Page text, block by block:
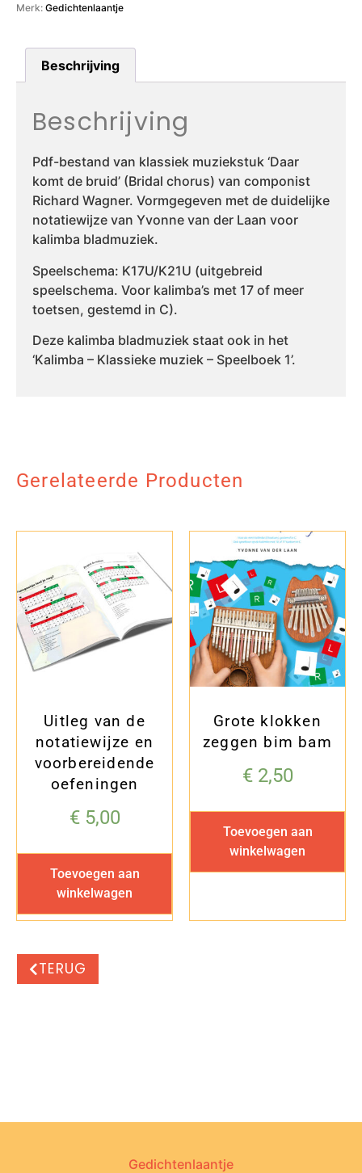
Merk: Gedichtenlaantje
Beschrijving
Beschrijving
Pdf-bestand van klassiek muziekstuk ‘Daar
komt de bruid’ (Bridal chorus) van componist
Richard Wagner. Vormgegeven met de duidelijke
notatiewijze van Yvonne van der Laan voor
kalimba bladmuziek.
Speelschema: K17U/K21U (uitgebreid
speelschema. Voor kalimba’s met 17 of meer
toetsen, gestemd in C).
Deze kalimba bladmuziek staat ook in het
‘Kalimba – Klassieke muziek – Speelboek 1’.
Gerelateerde Producten
Uitleg van de
notatiewijze en
voorbereidende
oefeningen
€5,00
Toevoegen aan
winkelwagen
Grote klokken
zeggen bim bam
€2,50
Toevoegen aan
winkelwagen
TERUG
Gedichtenlaantje